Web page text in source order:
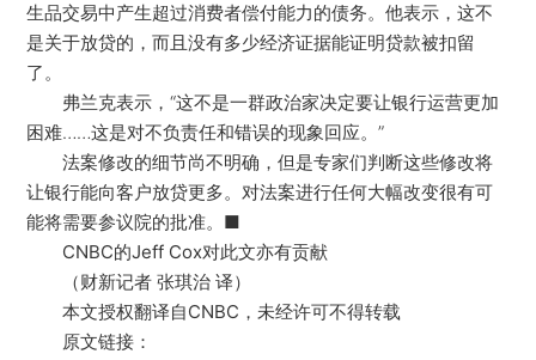
生品交易中产生超过消费者偿付能力的债务。他表示，这不
是关于放贷的，而且没有多少经济证据能证明贷款被扣留
了。
弗兰克表示，“这不是一群政治家决定要让银行运营更加
困难……这是对不负责任和错误的现象回应。”
法案修改的细节尚不明确，但是专家们判断这些修改将
让银行能向客户放贷更多。对法案进行任何大幅改变很有可
能将需要参议院的批准。■
CNBC的Jeff Cox对此文亦有贡献
（财新记者 张琪治 译）
本文授权翻译自CNBC，未经许可不得转载
原文链接：